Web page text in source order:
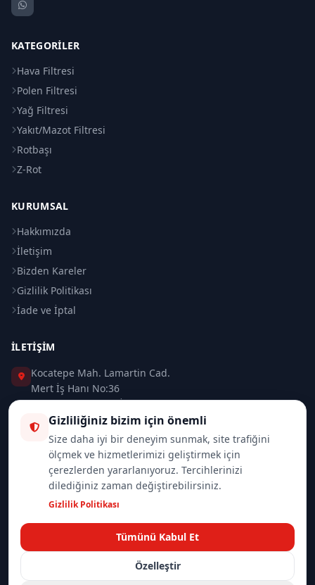
KATEGORILER
Hava Filtresi
Polen Filtresi
Yağ Filtresi
Yakıt/Mazot Filtresi
Rotbaşı
Z-Rot
KURUMSAL
Hakkımızda
İletişim
Bizden Kareler
Gizlilik Politikası
İade ve İptal
İLETIŞIM
Kocatepe Mah. Lamartin Cad.
Mert İş Hanı No:36
Taksim / Beyoğlu / İSTANBUL
0 (212) 235 37 83
0 (532) 418 08 46
info@merttrade.com
© 2026Mannlich | MertTrade.com— Tüm hakları saklıdır.
Gizliliğiniz bizim için önemli
Size daha iyi bir deneyim sunmak, site trafiğini
ölçmek ve hizmetlerimizi geliştirmek için
çerezlerden yararlanıyoruz. Tercihlerinizi
dilediğiniz zaman değiştirebilirsiniz.
Gizlilik Politikası
Tümünü Kabul Et
Özelleştir